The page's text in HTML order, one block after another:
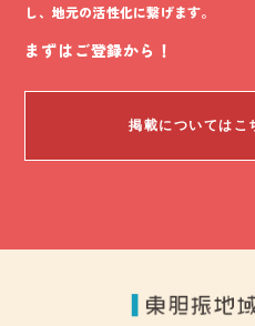
し、地元の活性化に繋げます。
まずはご登録から！
掲載についてはこ